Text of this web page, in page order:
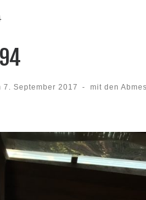
7. September 2017 - mit den